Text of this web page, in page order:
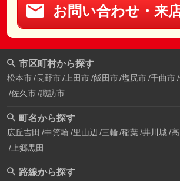
お問い合わせ・来
市区町村から探す
松本市 長野市 上田市 飯田市 塩尻市 千曲市
佐久市 諏訪市
町名から探す
広丘吉田 中箕輪 里山辺 三輪 稲葉 井川城
上郷黒田
路線から探す